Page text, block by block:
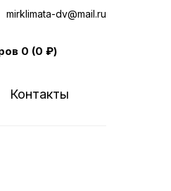
mirklimata-dv@mail.ru
0 (0 ₽)
Контакты